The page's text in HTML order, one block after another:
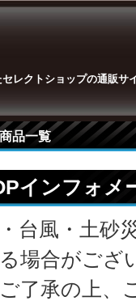
レクトショップの通販サ
品一覧
インフォメ
台風・土砂
場合がござ
了承の上、